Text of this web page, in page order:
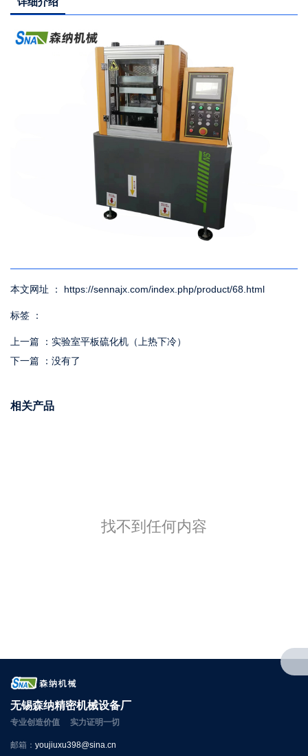
本文网址 ： https://sennajx.com/index.php/product/68.html
标签 ：
上一篇 ： 实验室平板硫化机（上热下冷）
下一篇 ： 没有了
相关产品
找不到任何内容
无锡森纳精密机械设备厂
专业创造价值 实力证明一切
邮箱： youjiuxu398@sina.cn